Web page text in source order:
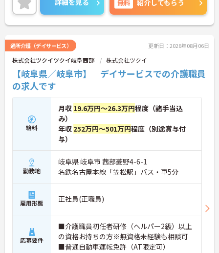
介護業務を活かしながら業務できる職場環境です。
ご興味のある方には、面接対策ポイントなど、さら
に詳細をお話しいたしますのでお気軽にご相談くだ
詳細を見る 無料 紹介してもらう
通所介護（デイサービス） 更新日：2026年08月06日
株式会社ツクイツクイ岐阜茜部 株式会社ツクイ
【岐阜県／岐阜市】 デイサービスでの介護職員
の求人です
給料
月収 19.6万円～26.3万円程度（諸手当込
み）
年収 252万円～501万円程度（別途賞与付
与）
勤務地
岐阜県 岐阜市 茜部菱野4-6-1
名鉄名古屋本線「笠松駅」バス・車5分
雇用形態 正社員(正職員)
応募要件
■介護職員初任者研修（ヘルパー2級）以上
の資格お持ちの方※無資格未経験も相談可
■普通自動車運転免許（AT限定可）